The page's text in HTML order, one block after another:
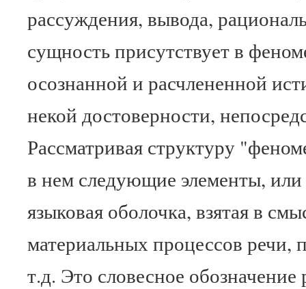
рассуждения, вывода,
сущность присутствует в
осознанной и расчлененной
некой достоверности,
Рассматривая структуру
в нем следующие элементы,
языковая оболочка, взятая в
материальных процессов речи,
т.д. Это словесное обозначение